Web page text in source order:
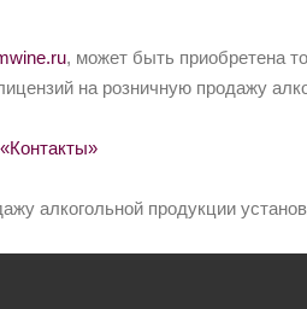
, может быть приобретена
на розничную продажу
«Контакты»
алкогольной продукции